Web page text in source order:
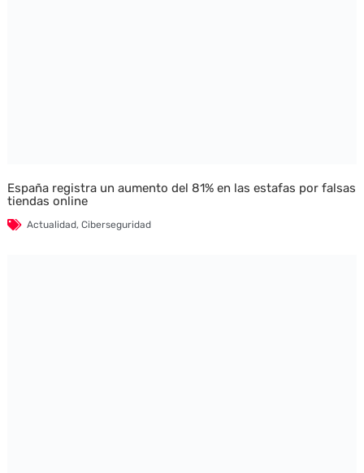
España registra un aumento del 81% en las estafas por falsas
tiendas online
Actualidad, Ciberseguridad